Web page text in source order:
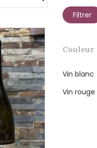
Filtrer
Couleur
Vin blanc
Vin rouge